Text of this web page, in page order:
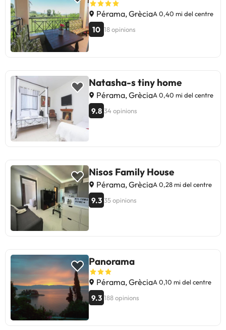
Pérama, GrèciaA 0,40 mi del centre
10 18 opinions
Natasha-s tiny home
Pérama, GrèciaA 0,40 mi del centre
9.8 34 opinions
Nisos Family House
Pérama, GrèciaA 0,28 mi del centre
9.3 35 opinions
Panorama
Pérama, GrèciaA 0,10 mi del centre
9.3 188 opinions